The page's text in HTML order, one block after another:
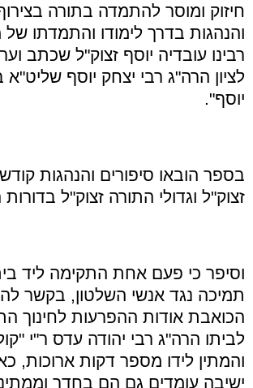
חיזוק ומוסר להתמדה בתורה
והנהגות בדרך לימודו והתמדתו
רבינו עובדיה יוסף זצוק"ל שכתב
לציון הרה"ג רבי יצחק יוסף
יוסף".
בספר הובאו סיפורים והנהגות
זצוק"ל וגדולי התורה זצוק"ל
וסיפר כי פעם אחת התקימה ליד
תמיכה נגד אנשי השלטון, בקשר
הכואבת אודות ההפרעות לחינוך
לביתו הרה"ג רבי יהודה עדס ר"י
והמתין לידו מספר דקות ארוכות,
ישיבה עומדים גם הם בחדר